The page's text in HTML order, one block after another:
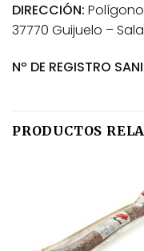
DIRECCIÓN: Polígono
37770 Guijuelo –
Nº DE REGISTRO
PRODUCTOS